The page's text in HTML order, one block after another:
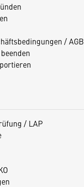
/ AGB
/ LAP